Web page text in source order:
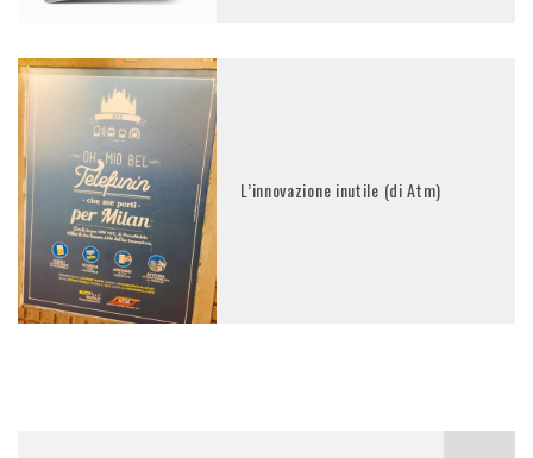
L’innovazione inutile (di Atm)